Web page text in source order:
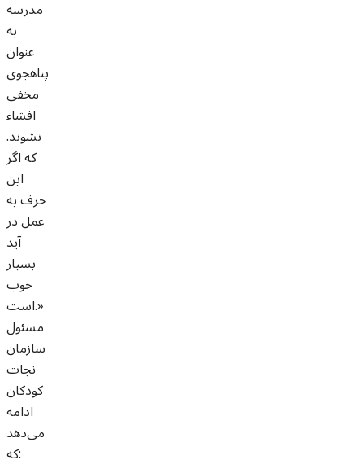
مدرسه
به
عنوان
پناهجوی
مخفی
افشاء
نشوند.
که اگر
این
حرف به
عمل در
آید
بسیار
خوب
است.»
مسئول
سازمان
نجات
کودکان
ادامه
می‌دهد
که: